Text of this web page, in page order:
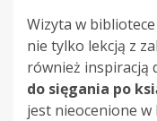
Wizyta w bibliotece
nie tylko lekcją z
również inspiracją
do sięgania po
jest nieocenione w